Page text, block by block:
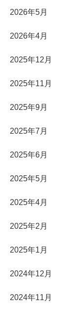
2026年5月
2026年4月
2025年12月
2025年11月
2025年9月
2025年7月
2025年6月
2025年5月
2025年4月
2025年2月
2025年1月
2024年12月
2024年11月